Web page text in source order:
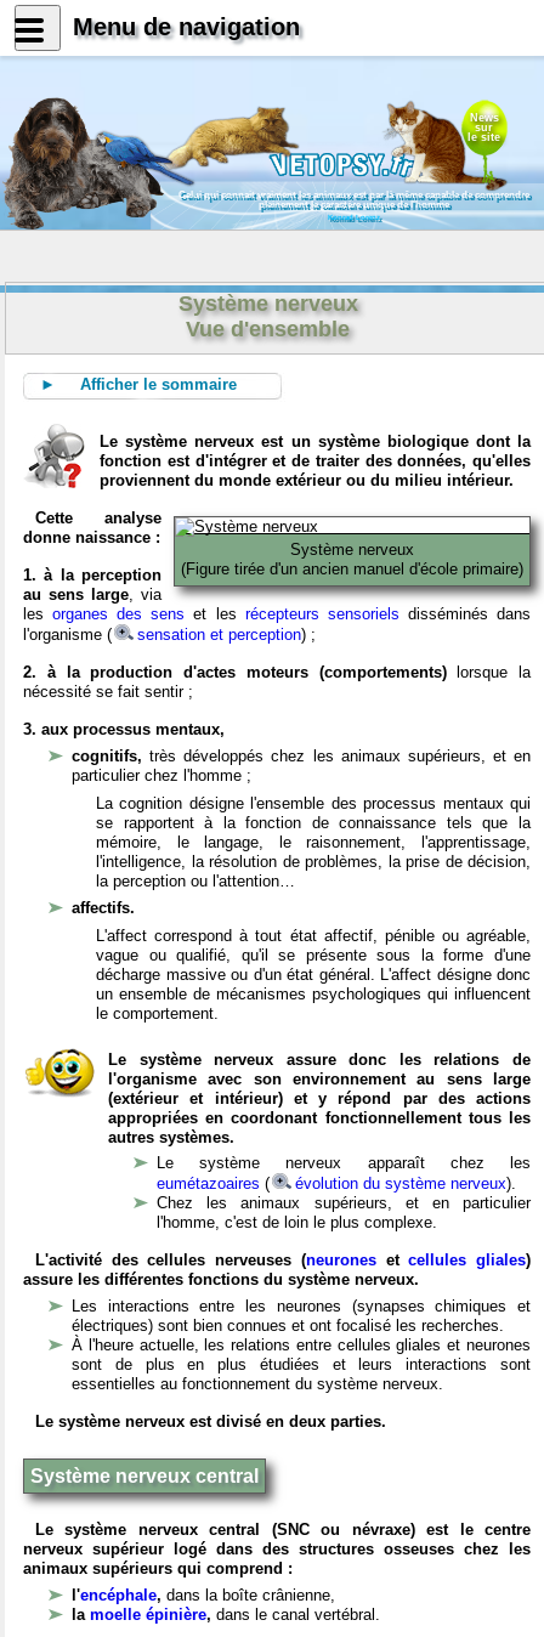
News
sur
le site
Celui qui connait vraiment les animaux est par là même capable de comprendre
pleinement le caractère unique de l'homme
Konrad Lorenz
Système nerveux
Vue d'ensemble
► Afficher le sommaire
Le système nerveux est un système biologique dont la
fonction est d'intégrer et de traiter des données, qu'elles
proviennent du monde extérieur ou du milieu intérieur.
Système nerveux
(Figure tirée d'un ancien manuel d'école primaire)
Cette analyse
donne naissance :
1. à la perception
au sens large, via
lesorganes des sens et les récepteurs sensoriels disséminés dans
l'organisme (
sensation et perception) ;
2. à la production d'actes moteurs (comportements)lorsque la
nécessité se fait sentir ;
3. aux processus mentaux,
cognitifs,très développés chez les animaux supérieurs, et en
particulier chez l'homme ;
La cognition désigne l'ensemble des processus mentaux qui
se rapportent à la fonction de connaissance tels que la
mémoire, le langage, le raisonnement, l'apprentissage,
l'intelligence, la résolution de problèmes, la prise de décision,
la perception ou l'attention…
affectifs.
L'affect correspond à tout état affectif, pénible ou agréable,
vague ou qualifié, qu'il se présente sous la forme d'une
décharge massive ou d'un état général. L'affect désigne donc
un ensemble de mécanismes psychologiques qui influencent
le comportement.
Le système nerveux assure donc les relations de
l'organisme avec son environnement au sens large
(extérieur et intérieur) et y répond par des actions
appropriées en coordonant fonctionnellement tous les
autres systèmes.
Le système nerveux apparaît chez les
eumétazoaires ( évolution du système nerveux).
Chez les animaux supérieurs, et en particulier
l'homme, c'est de loin le plus complexe.
L'activité des cellules nerveuses (neuronesetcellules gliales)
assure les différentes fonctions du système nerveux.
Les interactions entre les neurones (synapses chimiques et
électriques) sont bien connues et ont focalisé les recherches.
À l'heure actuelle, les relations entre cellules gliales et neurones
sont de plus en plus étudiées et leurs interactions sont
essentielles au fonctionnement du système nerveux.
Le système nerveux est divisé en deux parties.
Système nerveux central
Le système nerveux central (SNC ou névraxe) est le centre
nerveux supérieur logé dans des structures osseuses chez les
animaux supérieurs qui comprend :
l'encéphale, dans la boîte crânienne,
la moelle épinière, dans le canal vertébral.
Menu de navigation